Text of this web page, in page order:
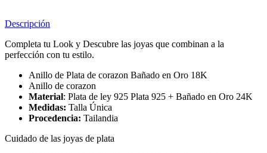
Descripción
Completa tu Look y Descubre las joyas que combinan a la
perfección con tu estilo.
Anillo de Plata de corazon Bañado en Oro 18K
Anillo de corazon
Material: Plata de ley 925 Plata 925 + Bañado en Oro 24K
Medidas: Talla Única
Procedencia: Tailandia
Cuidado de las joyas de plata